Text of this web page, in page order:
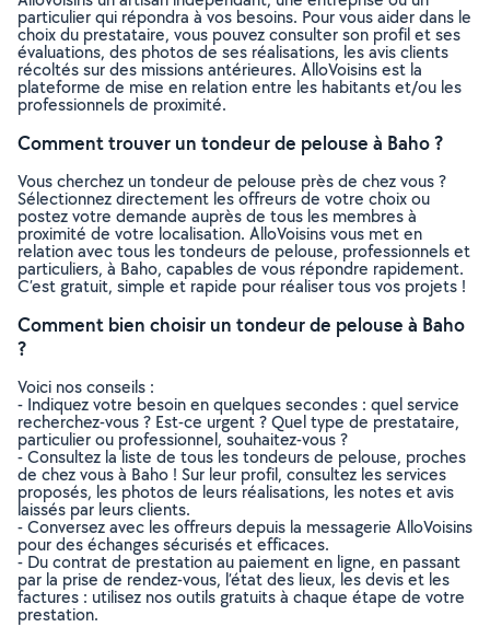
particulier qui répondra à vos besoins. Pour vous aider dans le
choix du prestataire, vous pouvez consulter son profil et ses
évaluations, des photos de ses réalisations, les avis clients
récoltés sur des missions antérieures. AlloVoisins est la
plateforme de mise en relation entre les habitants et/ou les
professionnels de proximité.
Comment trouver un tondeur de pelouse à Baho ?
Vous cherchez un tondeur de pelouse près de chez vous ?
Sélectionnez directement les offreurs de votre choix ou
postez votre demande auprès de tous les membres à
proximité de votre localisation. AlloVoisins vous met en
relation avec tous les tondeurs de pelouse, professionnels et
particuliers, à Baho, capables de vous répondre rapidement.
C’est gratuit, simple et rapide pour réaliser tous vos projets !
Comment bien choisir un tondeur de pelouse à Baho
?
Voici nos conseils :
- Indiquez votre besoin en quelques secondes : quel service
recherchez-vous ? Est-ce urgent ? Quel type de prestataire,
particulier ou professionnel, souhaitez-vous ?
- Consultez la liste de tous les tondeurs de pelouse, proches
de chez vous à Baho ! Sur leur profil, consultez les services
proposés, les photos de leurs réalisations, les notes et avis
laissés par leurs clients.
- Conversez avec les offreurs depuis la messagerie AlloVoisins
pour des échanges sécurisés et efficaces.
- Du contrat de prestation au paiement en ligne, en passant
par la prise de rendez-vous, l’état des lieux, les devis et les
factures : utilisez nos outils gratuits à chaque étape de votre
prestation.